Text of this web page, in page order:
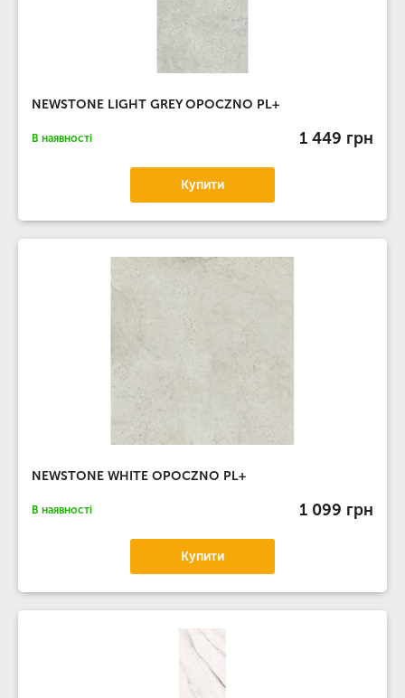
NEWSTONE LIGHT GREY OPOCZNO PL+
В наявності 1 449 грн
Купити
NEWSTONE WHITE OPOCZNO PL+
В наявності 1 099 грн
Купити